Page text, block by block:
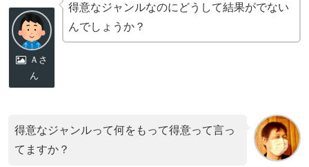
Ａさ
ん
得意なジャンルなのにどうして結果がでない
んでしょうか？
得意なジャンルって何をもって得意って言っ
てますか？